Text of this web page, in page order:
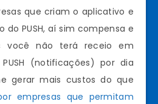
que criam o aplicativo e
do PUSH, aí sim compensa e
você não terá receio em
(notificações) por dia
gerar mais custos do que
empresas que permitam